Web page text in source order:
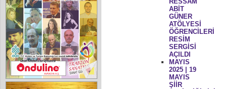
ABİT
GÜNER
ATÖLYESİ
ÖĞRENCİLERİ
RESİM
SERGİSİ
AÇILDI
MAYIS
2025 | 19
MAYIS
ŞİİR